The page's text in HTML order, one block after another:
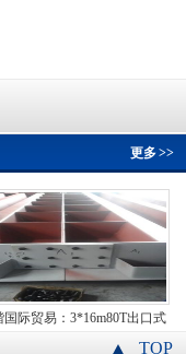
更多>>
国际贸易：3*16m80T出口式
TOP